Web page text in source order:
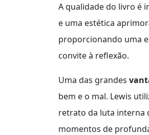
A qualidade do livro é
e uma estética
proporcionando uma
convite à reflexão.
Uma das grandes
bem e o mal. Lewis
retrato da luta interna
momentos de